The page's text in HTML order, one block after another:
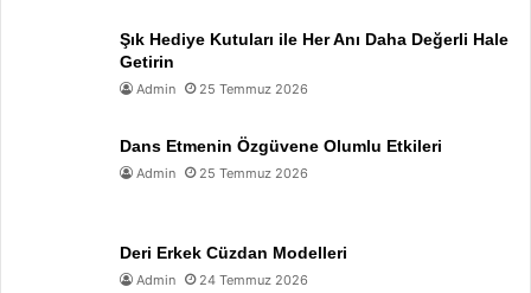
Şık Hediye Kutuları ile Her Anı Daha Değerli Hale
Getirin
Admin 25 Temmuz 2026
Dans Etmenin Özgüvene Olumlu Etkileri
Admin 25 Temmuz 2026
Deri Erkek Cüzdan Modelleri
Admin 24 Temmuz 2026